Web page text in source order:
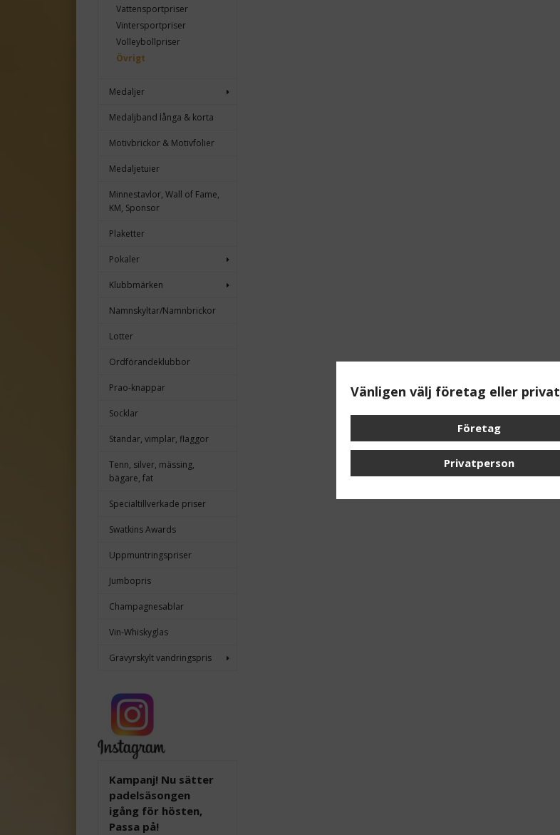
Vattensportpriser
Vintersportpriser
Volleybollpriser
Övrigt
Medaljer
Medaljband långa & korta
Motivbrickor & Motivfolier
Medaljetuier
Minnestavlor, Wall of Fame,
KM, Sponsor
Plaketter
Pokaler
Klubbmärken
Namnskyltar/Namnbrickor
Lotter
Ordförandeklubbor
Prao-knappar
Socklar
Standar, vimplar, flaggor
Tenn, silver, mässing,
bägare, fat
Specialtillverkade priser
Swatkins Awards
Uppmuntringspriser
Jumbopris
Champagnesablar
Vin-Whiskyglas
Gravyrskylt vandringspris
Kampanj! Nu sätter
padelsäsongen
igång för hösten,
Passa på!
Vänligen välj företag eller privat
Företag
Privatperson